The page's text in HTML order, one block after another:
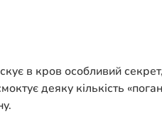
в кров особливий
деяку кількість